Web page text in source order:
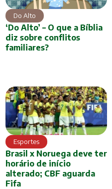
Do Alto
‘Do Alto’ – O que a Bíblia
diz sobre conflitos
familiares?
Esportes
Brasil x Noruega deve ter
horário de início
alterado; CBF aguarda
Fifa